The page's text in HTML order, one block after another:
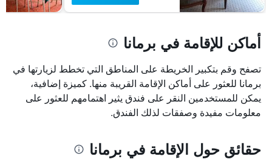
أماكن للإقامة في برمانا
تصفح وقم بتكبير الخريطة على المناطق التي تخطط لزيارتها في
برمانا للعثور على أماكن الإقامة القريبة منها. كميزة إضافية،
يمكن للمستخدمين النقر على فندق يثير اهتمامهم للعثور على
معلومات مفيدة وصفقات لذلك الفندق.
حقائق حول الإقامة في برمانا